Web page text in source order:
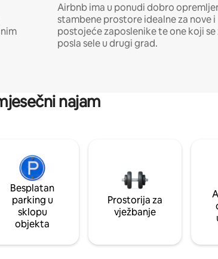
Airbnb ima u ponudi dobro
stambene prostore idealne za nove i
postojeće zaposlenike te one koji se
posla sele u drugi grad.
najam
Besplatan
parking u
sklopu
objekta
Prostorija za
vježbanje